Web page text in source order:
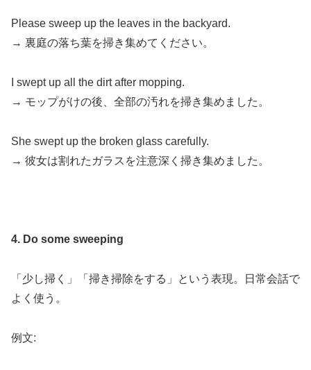
Please sweep up the leaves in the backyard.
→ 裏庭の落ち葉を掃き集めてください。
I swept up all the dirt after mopping.
→ モップがけの後、全部の汚れを掃き集めました。
She swept up the broken glass carefully.
→ 彼女は割れたガラスを注意深く掃き集めました。
4. Do some sweeping
「少し掃く」「掃き掃除をする」という表現。日常会話で
よく使う。
例文: